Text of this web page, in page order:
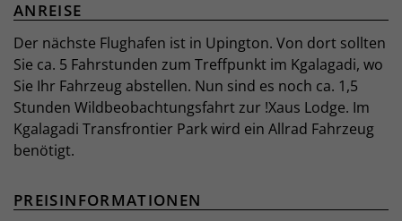
ANREISE
Der nächste Flughafen ist in Upington. Von dort sollten
Sie ca. 5 Fahrstunden zum Treffpunkt im Kgalagadi, wo
Sie Ihr Fahrzeug abstellen. Nun sind es noch ca. 1,5
Stunden Wildbeobachtungsfahrt zur !Xaus Lodge. Im
Kgalagadi Transfrontier Park wird ein Allrad Fahrzeug
benötigt.
PREISINFORMATIONEN